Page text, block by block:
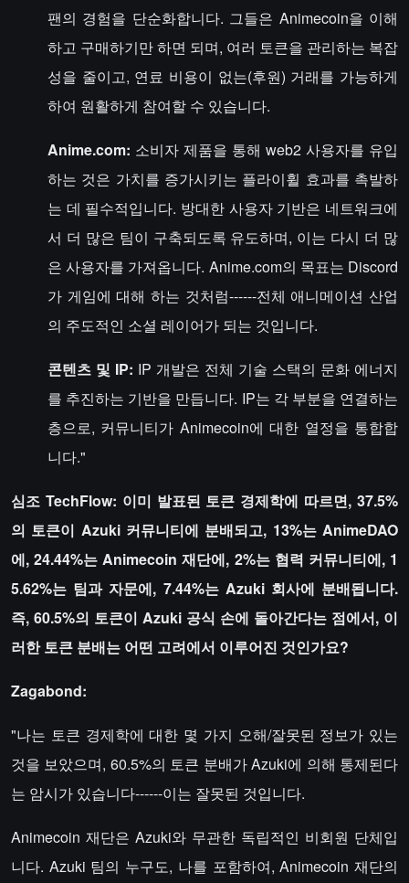
팬의 경험을 단순화합니다. 그들은 Animecoin을 이해
하고 구매하기만 하면 되며, 여러 토큰을 관리하는 복잡
성을 줄이고, 연료 비용이 없는(후원) 거래를 가능하게
하여 원활하게 참여할 수 있습니다.
Anime.com: 소비자 제품을 통해 web2 사용자를 유입
하는 것은 가치를 증가시키는 플라이휠 효과를 촉발하
는 데 필수적입니다. 방대한 사용자 기반은 네트워크에
서 더 많은 팀이 구축되도록 유도하며, 이는 다시 더 많
은 사용자를 가져옵니다. Anime.com의 목표는 Discord
가 게임에 대해 하는 것처럼------전체 애니메이션 산업
의 주도적인 소셜 레이어가 되는 것입니다.
콘텐츠 및 IP: IP 개발은 전체 기술 스택의 문화 에너지
를 추진하는 기반을 만듭니다. IP는 각 부분을 연결하는
층으로, 커뮤니티가 Animecoin에 대한 열정을 통합합
니다."
심조 TechFlow: 이미 발표된 토큰 경제학에 따르면, 37.5%
의 토큰이 Azuki 커뮤니티에 분배되고, 13%는 AnimeDAO
에, 24.44%는 Animecoin 재단에, 2%는 협력 커뮤니티에, 1
5.62%는 팀과 자문에, 7.44%는 Azuki 회사에 분배됩니다.
즉, 60.5%의 토큰이 Azuki 공식 손에 돌아간다는 점에서, 이
러한 토큰 분배는 어떤 고려에서 이루어진 것인가요?
Zagabond:
"나는 토큰 경제학에 대한 몇 가지 오해/잘못된 정보가 있는
것을 보았으며, 60.5%의 토큰 분배가 Azuki에 의해 통제된다
는 암시가 있습니다------이는 잘못된 것입니다.
Animecoin 재단은 Azuki와 무관한 독립적인 비회원 단체입
니다. Azuki 팀의 누구도, 나를 포함하여, Animecoin 재단의